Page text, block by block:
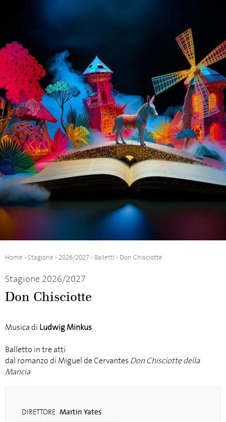
Home › Stagione › 2026/2027 › Balletti › Don Chisciotte
Stagione 2026/2027
Don Chisciotte
Musica di Ludwig Minkus
Balletto in tre atti
dal romanzo di Miguel de Cervantes Don Chisciotte della
Mancia
DIRETTORE Martin Yates